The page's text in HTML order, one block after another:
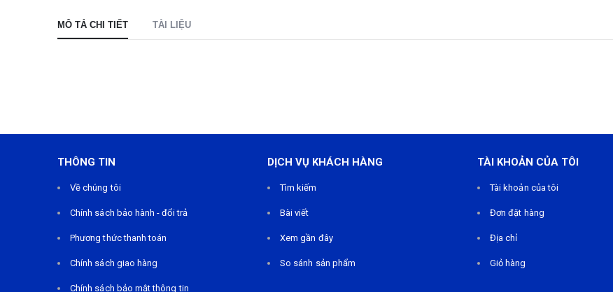
MÔ TẢ CHI TIẾT TÀI LIỆU
THÔNG TIN
Về chúng tôi
Chính sách bảo hành - đổi trả
Phương thức thanh toán
Chính sách giao hàng
Chính sách bảo mật thông tin
DỊCH VỤ KHÁCH HÀNG
Tìm kiếm
Bài viết
Xem gần đây
So sánh sản phẩm
TÀI KHOẢN CỦA TÔI
Tài khoản của tôi
Đơn đặt hàng
Địa chỉ
Giỏ hàng